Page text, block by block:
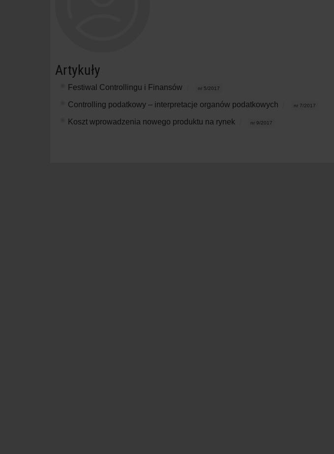
Artykuły
Festiwal Controllingu i Finansów nr 5/2017
Controlling podatkowy – interpretacje organów podatkowych nr 7/2017
Koszt wprowadzenia nowego produktu na rynek nr 9/2017